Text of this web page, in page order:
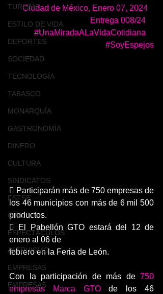
TURISMO
ESTILO DE VIDA
DEPORTES
SOCIEDAD
TECNOLOGÍA
TABASCO
MONARQUÍA
GASTRONOMÍA
DINERO
CULTURA
SINDICATOS
FSTSE
CINE
ESPECTÁCULOS
ALTRUISMO
EMPRESAS
EMPRESAS
Ciudad de México, Enero 07, 2024
Entrega 008/24
#UnaMiradaALaVidaCotidiana
#SoyEspejos
 Participarán más de 750 empresas de
los 46 municipios con más de 6 mil 500
productos.
 El Pabellón GTO estará del 12 de
enero al 06 de
febrero en la Feria de León.
Con la participación de más de 750
empresas Marca GTO de los 46